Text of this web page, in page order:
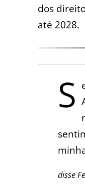
dos
até 2028.
S
disse